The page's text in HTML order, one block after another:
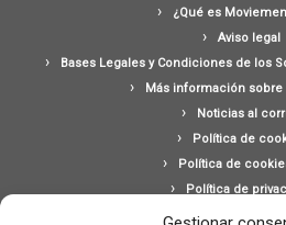
¿Qué es
Aviso legal
Bases Legales y Condiciones de los
Más información
Noticias al
Política de
Política de
Política de
Ponte en contacto